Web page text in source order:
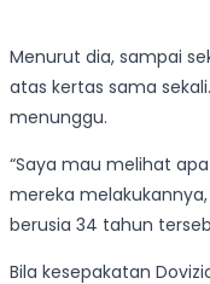
Menurut dia, sampai
atas kertas sama
menunggu.
“Saya mau melihat
mereka
berusia 34 tahun
Bila kesepakatan